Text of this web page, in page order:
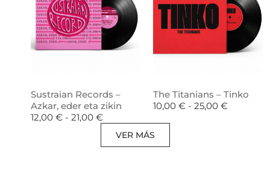
Sustraian Records –
Azkar, eder eta zikin
12,00 € - 21,00 €
The Titanians – Tinko
10,00 € - 25,00 €
VER MÁS